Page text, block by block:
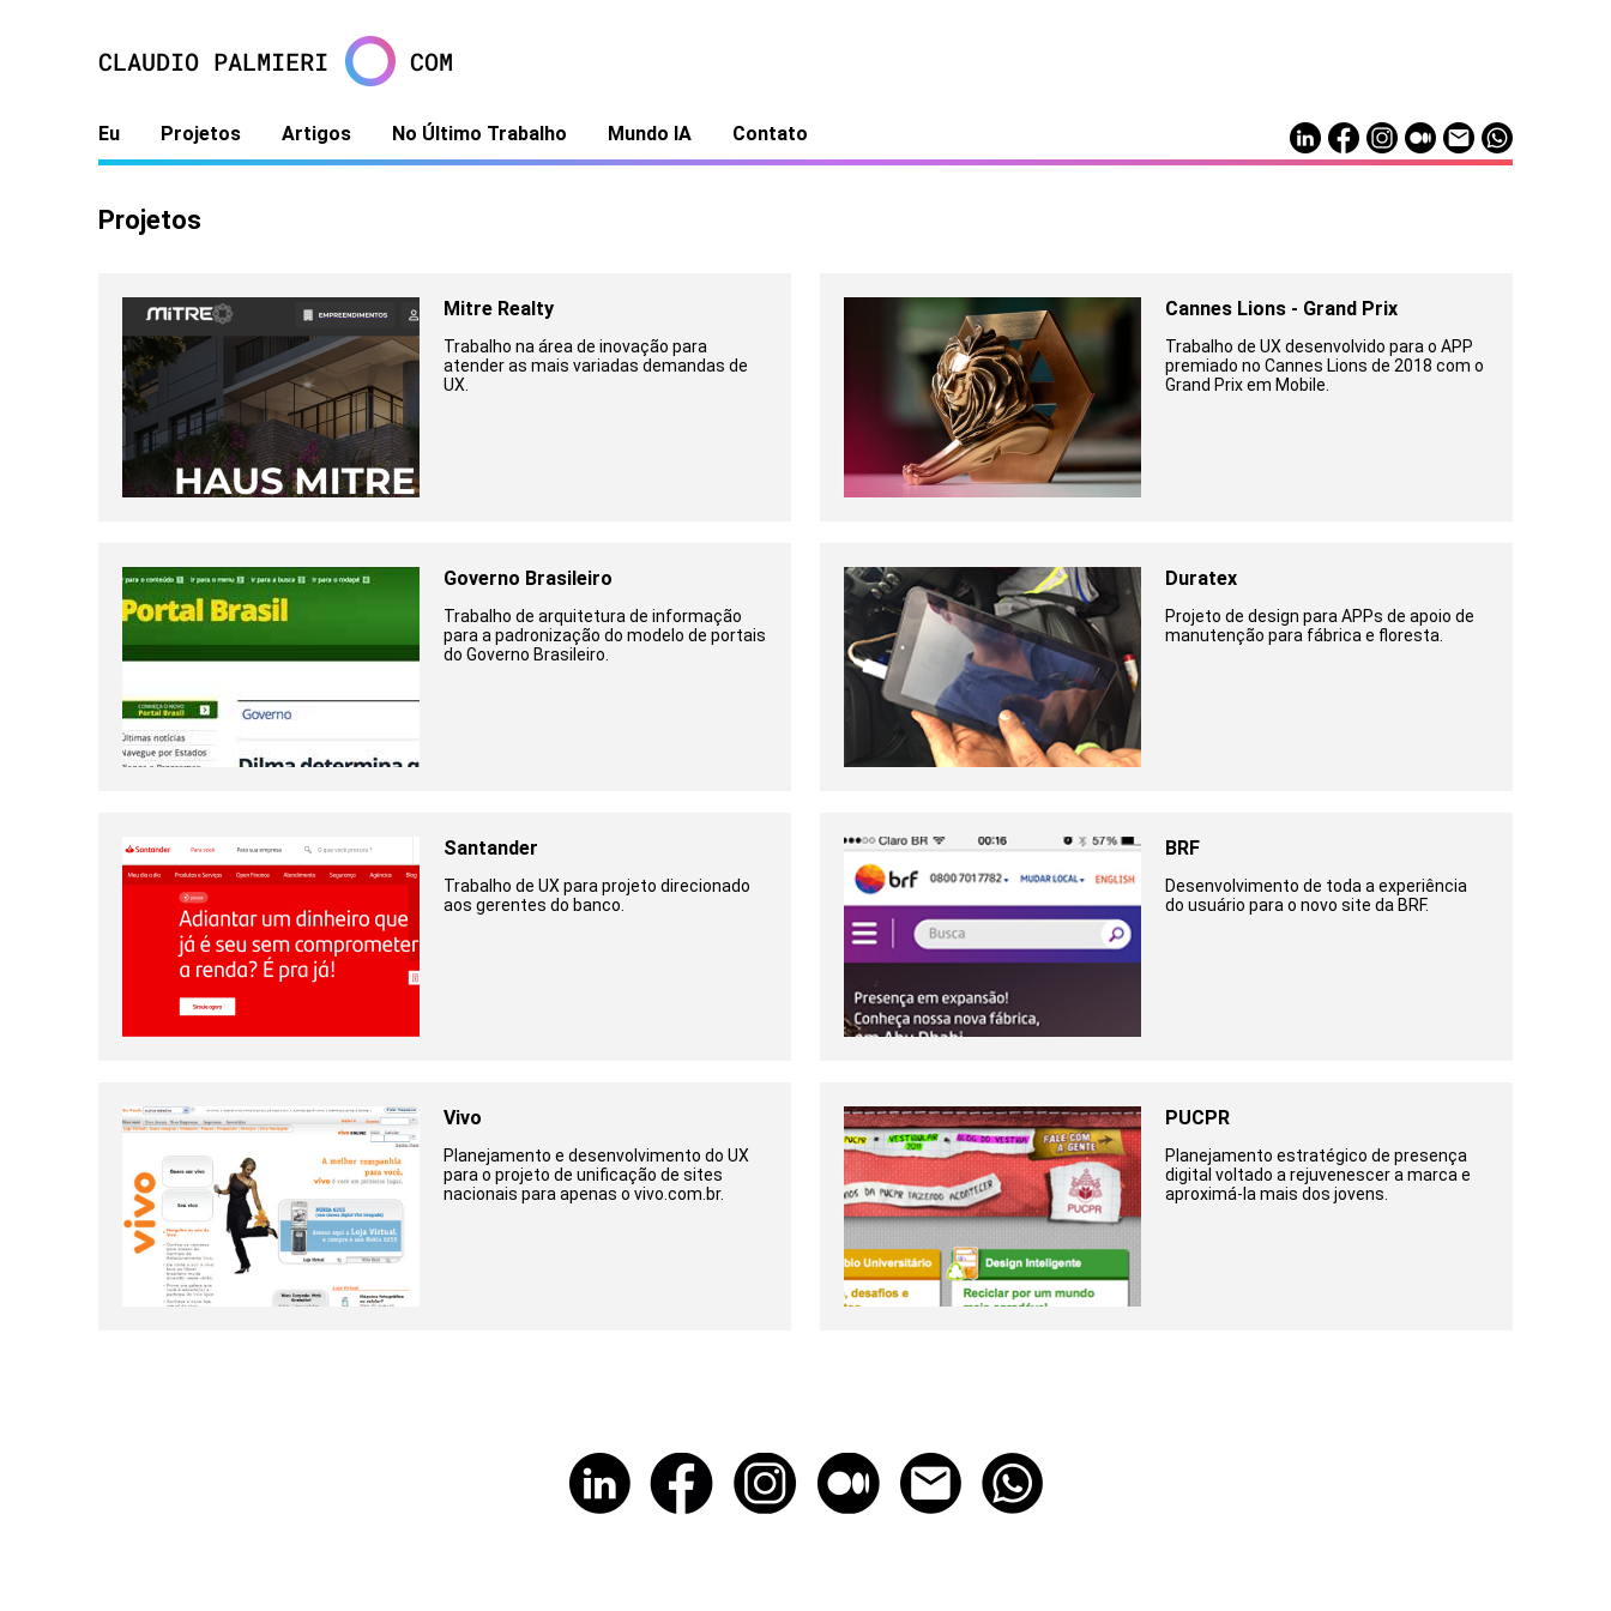
Eu Projetos Artigos No Último Trabalho Mundo IA Contato
Projetos
Mitre Realty
Trabalho na área de inovação para
atender as mais variadas demandas de
UX.
Cannes Lions - Grand Prix
Trabalho de UX desenvolvido para o APP
premiado no Cannes Lions de 2018 com o
Grand Prix em Mobile.
Governo Brasileiro
Trabalho de arquitetura de informação
para a padronização do modelo de portais
do Governo Brasileiro.
Duratex
Projeto de design para APPs de apoio de
manutenção para fábrica e floresta.
Santander
Trabalho de UX para projeto direcionado
aos gerentes do banco.
BRF
Desenvolvimento de toda a experiência
do usuário para o novo site da BRF.
Vivo
Planejamento e desenvolvimento do UX
para o projeto de unificação de sites
nacionais para apenas o vivo.com.br.
PUCPR
Planejamento estratégico de presença
digital voltado a rejuvenescer a marca e
aproximá-la mais dos jovens.